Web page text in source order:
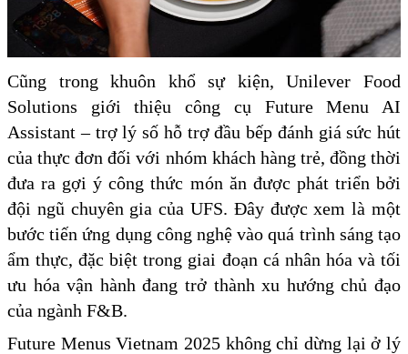
Cũng trong khuôn khổ sự kiện, Unilever Food
Solutions giới thiệu công cụ Future Menu AI
Assistant – trợ lý số hỗ trợ đầu bếp đánh giá sức hút
của thực đơn đối với nhóm khách hàng trẻ, đồng thời
đưa ra gợi ý công thức món ăn được phát triển bởi
đội ngũ chuyên gia của UFS. Đây được xem là một
bước tiến ứng dụng công nghệ vào quá trình sáng tạo
ẩm thực, đặc biệt trong giai đoạn cá nhân hóa và tối
ưu hóa vận hành đang trở thành xu hướng chủ đạo
của ngành F&B.
Future Menus Vietnam 2025 không chỉ dừng lại ở lý